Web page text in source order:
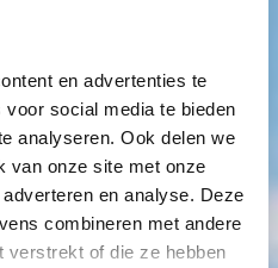
en advertenties te
social media te bieden
analyseren. Ook delen we
van onze site met onze
en analyse. Deze
combineren met andere
verstrekt of die ze hebben